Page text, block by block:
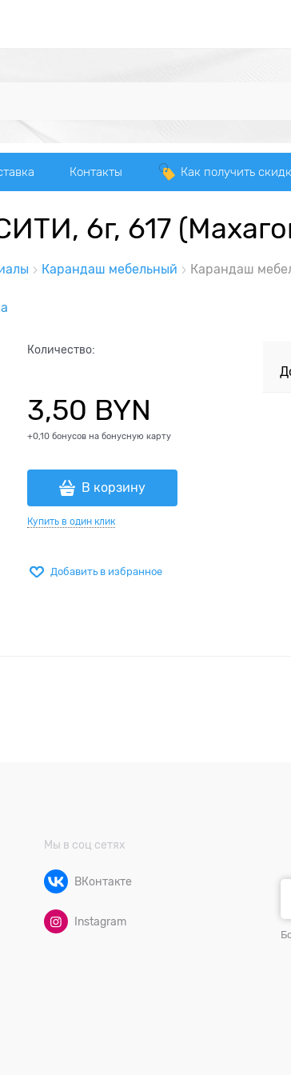
Контакты Как получить
6г, 617
Карандаш мебельный Карандаш
Количество:
3,50 BYN
+0,10 бонусов на бонусную карту
В корзину
Купить в один клик
Добавить в избранное
Мы в соц сетях
ВКонтакте
Instagram